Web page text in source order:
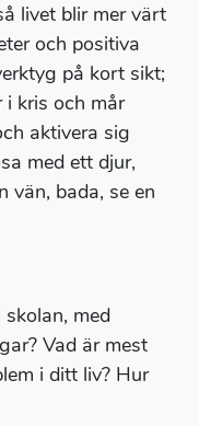
livet blir mer värt
och positiva
på kort sikt;
kris och mår
aktivera sig
med ett djur,
vän, bada, se en
med
Vad är mest
i ditt liv? Hur